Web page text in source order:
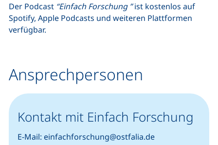
Der Podcast “Einfach Forschung ”ist kostenlos auf
Spotify, Apple Podcasts und weiteren Plattformen
verfügbar.
Ansprechpersonen
Kontakt mit Einfach Forschung
E-Mail: einfachforschung@ostfalia.de